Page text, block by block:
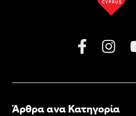
Άρθρα ανα Κατηγορία